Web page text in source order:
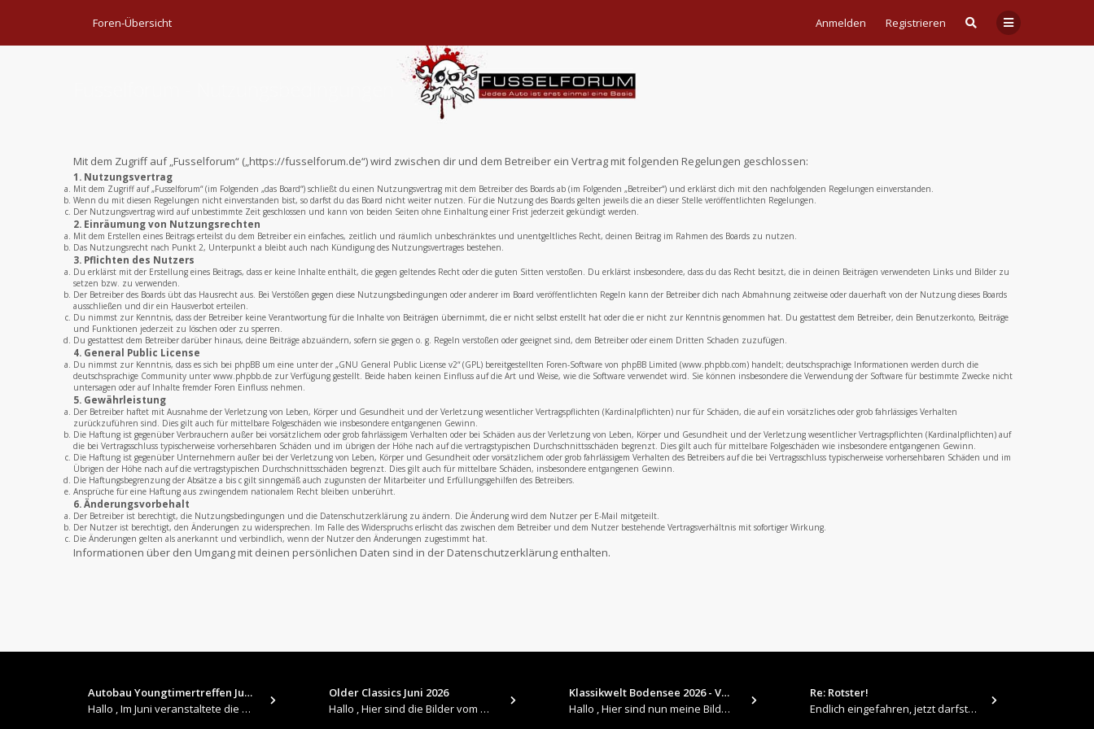
Anmelden Registrieren
Foren-Übersicht
Mit dem Zugriff auf „Fusselforum“ („https://fusselforum.de“) wird zwischen dir und dem Betreiber ein Vertrag mit folgenden Regelungen geschlossen:
1. Nutzungsvertrag
Mit dem Zugriff auf „Fusselforum“ (im Folgenden „das Board“) schließt du einen Nutzungsvertrag mit dem Betreiber des Boards ab (im Folgenden „Betreiber“) und erklärst dich mit den nachfolgenden Regelungen einverstanden.
Wenn du mit diesen Regelungen nicht einverstanden bist, so darfst du das Board nicht weiter nutzen. Für die Nutzung des Boards gelten jeweils die an dieser Stelle veröffentlichten Regelungen.
Der Nutzungsvertrag wird auf unbestimmte Zeit geschlossen und kann von beiden Seiten ohne Einhaltung einer Frist jederzeit gekündigt werden.
2. Einräumung von Nutzungsrechten
Mit dem Erstellen eines Beitrags erteilst du dem Betreiber ein einfaches, zeitlich und räumlich unbeschränktes und unentgeltliches Recht, deinen Beitrag im Rahmen des Boards zu nutzen.
Das Nutzungsrecht nach Punkt 2, Unterpunkt a bleibt auch nach Kündigung des Nutzungsvertrages bestehen.
3. Pflichten des Nutzers
Du erklärst mit der Erstellung eines Beitrags, dass er keine Inhalte enthält, die gegen geltendes Recht oder die guten Sitten verstoßen. Du erklärst insbesondere, dass du das Recht besitzt, die in deinen Beiträgen verwendeten Links und Bilder zu
setzen bzw. zu verwenden.
Der Betreiber des Boards übt das Hausrecht aus. Bei Verstößen gegen diese Nutzungsbedingungen oder anderer im Board veröffentlichten Regeln kann der Betreiber dich nach Abmahnung zeitweise oder dauerhaft von der Nutzung dieses Boards
ausschließen und dir ein Hausverbot erteilen.
Du nimmst zur Kenntnis, dass der Betreiber keine Verantwortung für die Inhalte von Beiträgen übernimmt, die er nicht selbst erstellt hat oder die er nicht zur Kenntnis genommen hat. Du gestattest dem Betreiber, dein Benutzerkonto, Beiträge
und Funktionen jederzeit zu löschen oder zu sperren.
Du gestattest dem Betreiber darüber hinaus, deine Beiträge abzuändern, sofern sie gegen o. g. Regeln verstoßen oder geeignet sind, dem Betreiber oder einem Dritten Schaden zuzufügen.
4. General Public License
Du nimmst zur Kenntnis, dass es sich bei phpBB um eine unter der „GNU General Public License v2“ (GPL) bereitgestellten Foren-Software von phpBB Limited (www.phpbb.com) handelt; deutschsprachige Informationen werden durch die
deutschsprachige Community unter www.phpbb.de zur Verfügung gestellt. Beide haben keinen Einfluss auf die Art und Weise, wie die Software verwendet wird. Sie können insbesondere die Verwendung der Software für bestimmte Zwecke nicht
untersagen oder auf Inhalte fremder Foren Einfluss nehmen.
5. Gewährleistung
Der Betreiber haftet mit Ausnahme der Verletzung von Leben, Körper und Gesundheit und der Verletzung wesentlicher Vertragspflichten (Kardinalpflichten) nur für Schäden, die auf ein vorsätzliches oder grob fahrlässiges Verhalten
zurückzuführen sind. Dies gilt auch für mittelbare Folgeschäden wie insbesondere entgangenen Gewinn.
Die Haftung ist gegenüber Verbrauchern außer bei vorsätzlichem oder grob fahrlässigem Verhalten oder bei Schäden aus der Verletzung von Leben, Körper und Gesundheit und der Verletzung wesentlicher Vertragspflichten (Kardinalpflichten) auf
die bei Vertragsschluss typischerweise vorhersehbaren Schäden und im übrigen der Höhe nach auf die vertragstypischen Durchschnittsschäden begrenzt. Dies gilt auch für mittelbare Folgeschäden wie insbesondere entgangenen Gewinn.
Die Haftung ist gegenüber Unternehmern außer bei der Verletzung von Leben, Körper und Gesundheit oder vorsätzlichem oder grob fahrlässigem Verhalten des Betreibers auf die bei Vertragsschluss typischerweise vorhersehbaren Schäden und im
Übrigen der Höhe nach auf die vertragstypischen Durchschnittsschäden begrenzt. Dies gilt auch für mittelbare Schäden, insbesondere entgangenen Gewinn.
Die Haftungsbegrenzung der Absätze a bis c gilt sinngemäß auch zugunsten der Mitarbeiter und Erfüllungsgehilfen des Betreibers.
Ansprüche für eine Haftung aus zwingendem nationalem Recht bleiben unberührt.
6. Änderungsvorbehalt
Der Betreiber ist berechtigt, die Nutzungsbedingungen und die Datenschutzerklärung zu ändern. Die Änderung wird dem Nutzer per E-Mail mitgeteilt.
Der Nutzer ist berechtigt, den Änderungen zu widersprechen. Im Falle des Widerspruchs erlischt das zwischen dem Betreiber und dem Nutzer bestehende Vertragsverhältnis mit sofortiger Wirkung.
Die Änderungen gelten als anerkannt und verbindlich, wenn der Nutzer den Änderungen zugestimmt hat.
Informationen über den Umgang mit deinen persönlichen Daten sind in der Datenschutzerklärung enthalten.
Autobau Youngtimertreffen Jun…
Hallo , Im Juni veranstaltete die Autobau in Romanshorn auf ihrem Gelände ein kleines Youngtimertreffen : https://up.
Older Classics Juni 2026
​Hallo , Hier sind die Bilder vom Older Classics im Juni 2026 : https://up.picr.de/51155940wd.jpg https://up.pic
Klassikwelt Bodensee 2026 - V…
Hallo , Hier sind nun meine Bilder 2026er Klassikwelt Bodensee 😀 https://up.picr.de/51125547rb.jpg https://up.pi
Re: Rotster!
Endlich eingefahren, jetzt darfste Vollgas geben 👍